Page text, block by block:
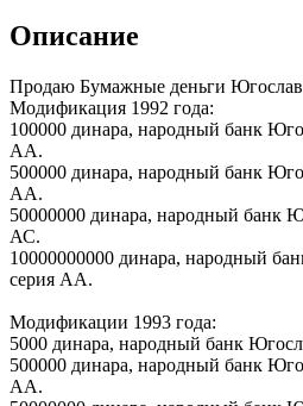
Описание
Продаю Бумажные деньги
Модификация 1992 года:
100000 динара, народный банк
АА.
500000 динара, народный банк
АА.
50000000 динара, народный банк
АС.
10000000000 динара, народный
серия АА.
Модификации 1993 года:
5000 динара, народный банк
500000 динара, народный банк
АА.